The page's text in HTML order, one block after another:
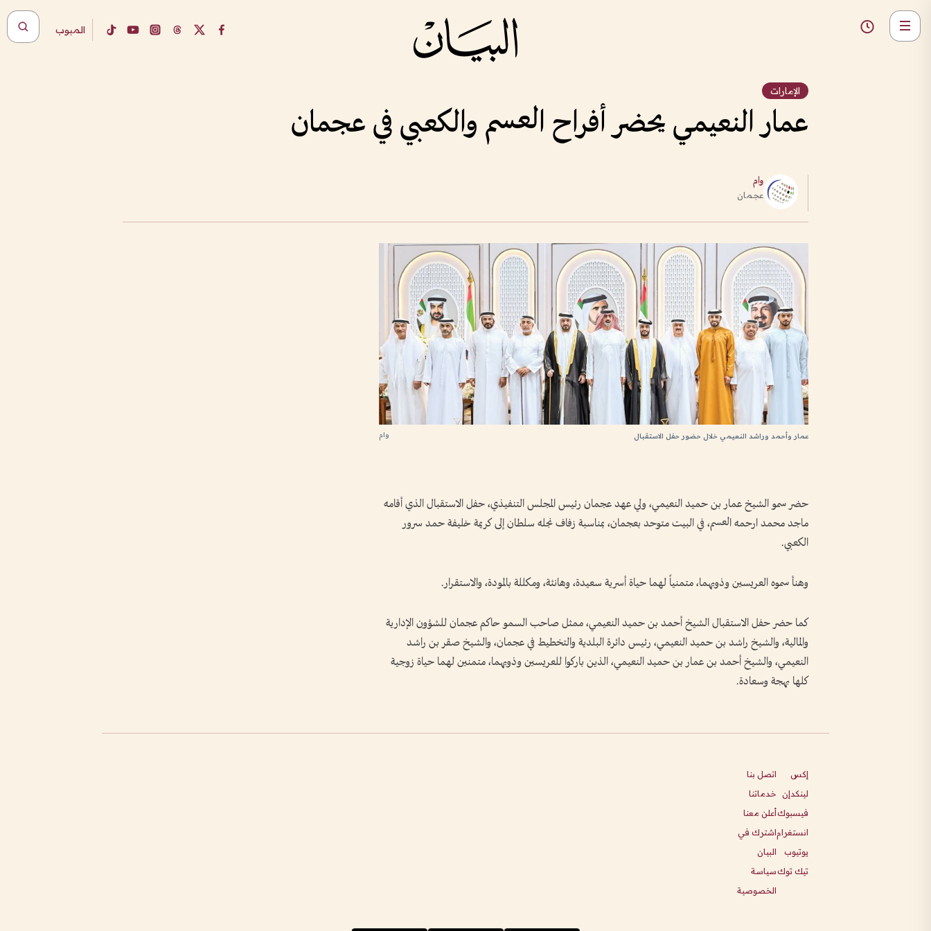
المبوب
الإمارات
عمار النعيمي يحضر أفراح العسم والكعبي في عجمان
وام
عجمان
وام عمار وأحمد وراشد النعيمي خلال حضور حفل الاستقبال
حضر سمو الشيخ عمار بن حميد النعيمي، ولي عهد عجمان رئيس المجلس التنفيذي، حفل الاستقبال الذي أقامه
ماجد محمد ارحمه العسم، في البيت متوحد بعجمان، بمناسبة زفاف نجله سلطان إلى كريمة خليفة حمد سرور
الكعبي.
وهنأ سموه العريسين وذويهما، متمنياً لهما حياة أسرية سعيدة، وهانئة، ومكللة بالمودة، والاستقرار.
كما حضر حفل الاستقبال الشيخ أحمد بن حميد النعيمي، ممثل صاحب السمو حاكم عجمان للشؤون الإدارية
والمالية، والشيخ راشد بن حميد النعيمي، رئيس دائرة البلدية والتخطيط في عجمان، والشيخ صقر بن راشد
النعيمي، والشيخ أحمد بن عمار بن حميد النعيمي، الذين باركوا للعريسين وذويهما، متمنين لهما حياة زوجية
كلها بهجة وسعادة.
إكس
لينكدإن
فيسبوك
انستغرام
يوتيوب
تيك توك
اتصل بنا
خدماتنا
أعلن معنا
اشترك في
البيان
سياسة
الخصوصية